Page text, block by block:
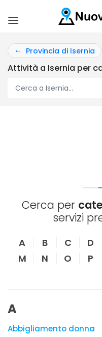
Provincia di Isernia
Attività a Isernia per
Cerca per
servizi
A B C D
M
N O P
A
Abbigliamento donna